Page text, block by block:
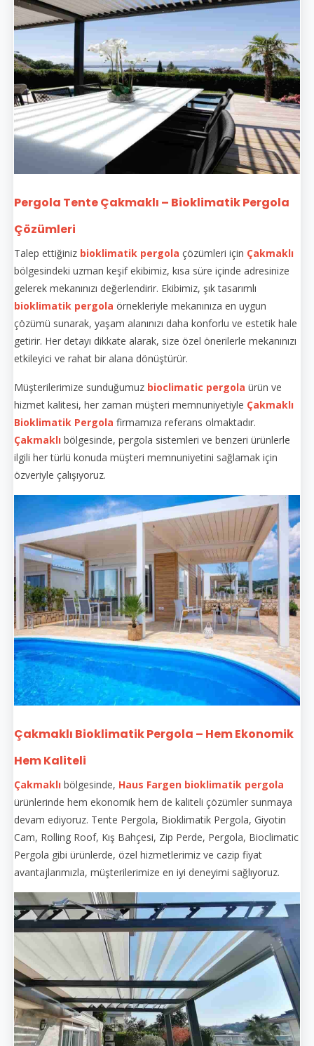
Pergola Tente Çakmaklı – Bioklimatik Pergola
Çözümleri
Talep ettiğiniz bioklimatik pergola çözümleri için Çakmaklı
bölgesindeki uzman keşif ekibimiz, kısa süre içinde adresinize
gelerek mekanınızı değerlendirir. Ekibimiz, şık tasarımlı
bioklimatik pergola örnekleriyle mekanınıza en uygun
çözümü sunarak, yaşam alanınızı daha konforlu ve estetik hale
getirir. Her detayı dikkate alarak, size özel önerilerle mekanınızı
etkileyici ve rahat bir alana dönüştürür.
Müşterilerimize sunduğumuz bioclimatic pergola ürün ve
hizmet kalitesi, her zaman müşteri memnuniyetiyle Çakmaklı
Bioklimatik Pergola firmamıza referans olmaktadır.
Çakmaklı bölgesinde, pergola sistemleri ve benzeri ürünlerle
ilgili her türlü konuda müşteri memnuniyetini sağlamak için
özveriyle çalışıyoruz.
Çakmaklı Bioklimatik Pergola – Hem Ekonomik
Hem Kaliteli
Çakmaklı bölgesinde, Haus Fargen bioklimatik pergola
ürünlerinde hem ekonomik hem de kaliteli çözümler sunmaya
devam ediyoruz. Tente Pergola, Bioklimatik Pergola, Giyotin
Cam, Rolling Roof, Kış Bahçesi, Zip Perde, Pergola, Bioclimatic
Pergola gibi ürünlerde, özel hizmetlerimiz ve cazip fiyat
avantajlarımızla, müşterilerimize en iyi deneyimi sağlıyoruz.